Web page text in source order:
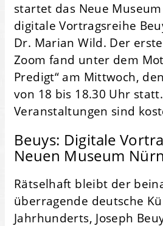
startet das Neue
digitale Vortragsreihe
Dr. Marian Wild. Der
Zoom fand unter dem
Predigt“ am Mittwoch,
von 18 bis 18.30 Uhr
Veranstaltungen sind
Beuys: Digitale
Neuen Museum
Rätselhaft bleibt der
überragende deutsche
Jahrhunderts, Joseph